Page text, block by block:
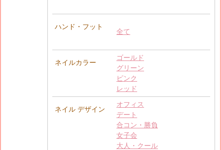
ハンド・フット
全て
ネイルカラー
ゴールド
グリーン
ピンク
レッド
ネイル デザイン
オフィス
デート
合コン・勝負
女子会
大人・クール